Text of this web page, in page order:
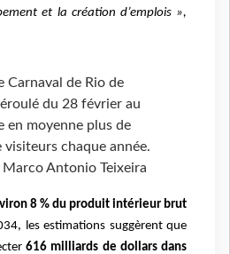
et la création d’emplois »,
Carnaval de Rio de
du 28 février au
en moyenne plus de
visiteurs chaque année.
Antonio Teixeira
8 % du produit intérieur brut
les estimations suggèrent que
616 milliards de dollars dans